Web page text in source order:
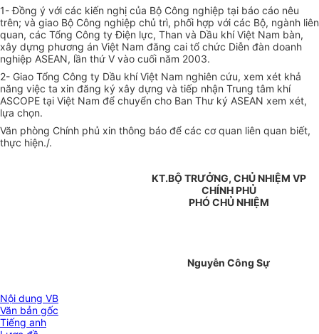
1- Đồng ý với các kiến nghị của Bộ Công nghiệp tại báo cáo nêu
trên; và giao Bộ Công nghiệp chủ trì, phối hợp với các Bộ, ngành liên
quan, các Tổng Công ty Điện lực, Than và Dầu khí Việt Nam bàn,
xây dựng phương án Việt Nam đăng cai tổ chức Diễn đàn doanh
nghiệp ASEAN, lần thứ V vào cuối năm 2003.
2- Giao Tổng Công ty Dầu khí Việt Nam nghiên cứu, xem xét khả
năng việc ta xin đăng ký xây dựng và tiếp nhận Trung tâm khí
ASCOPE tại Việt Nam để chuyển cho Ban Thư ký ASEAN xem xét,
lựa chọn.
Văn phòng Chính phủ xin thông báo để các cơ quan liên quan biết,
thực hiện./.
KT.BỘ TRƯỞNG, CHỦ NHIỆM VP
CHÍNH PHỦ
PHÓ CHỦ NHIỆM
Nguyễn Công Sự
Nội dung VB
Văn bản gốc
Tiếng anh